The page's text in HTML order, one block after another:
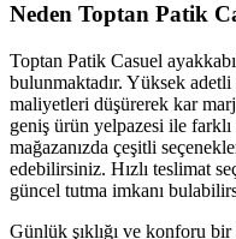
Neden Toptan Patik
Toptan Patik Casuel
bulunmaktadır. Yüksek
maliyetleri düşürerek kar
geniş ürün yelpazesi ile
mağazanızda çeşitli
edebilirsiniz. Hızlı teslimat
güncel tutma imkanı
Günlük şıklığı ve konforu